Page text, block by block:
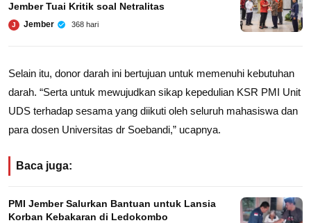
Jember Tuai Kritik soal Netralitas
J Jember 368 hari
Selain itu, donor darah ini bertujuan untuk memenuhi kebutuhan
darah. “Serta untuk mewujudkan sikap kepedulian KSR PMI Unit
UDS terhadap sesama yang diikuti oleh seluruh mahasiswa dan
para dosen Universitas dr Soebandi,” ucapnya.
Baca juga:
PMI Jember Salurkan Bantuan untuk Lansia
Korban Kebakaran di Ledokombo